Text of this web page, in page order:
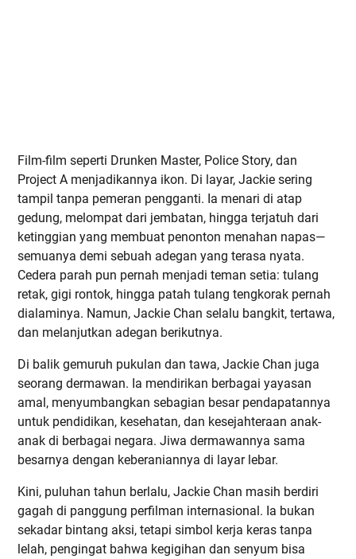
Film-film seperti Drunken Master, Police Story, dan
Project A menjadikannya ikon. Di layar, Jackie sering
tampil tanpa pemeran pengganti. Ia menari di atap
gedung, melompat dari jembatan, hingga terjatuh dari
ketinggian yang membuat penonton menahan napas—
semuanya demi sebuah adegan yang terasa nyata.
Cedera parah pun pernah menjadi teman setia: tulang
retak, gigi rontok, hingga patah tulang tengkorak pernah
dialaminya. Namun, Jackie Chan selalu bangkit, tertawa,
dan melanjutkan adegan berikutnya.
Di balik gemuruh pukulan dan tawa, Jackie Chan juga
seorang dermawan. Ia mendirikan berbagai yayasan
amal, menyumbangkan sebagian besar pendapatannya
untuk pendidikan, kesehatan, dan kesejahteraan anak-
anak di berbagai negara. Jiwa dermawannya sama
besarnya dengan keberaniannya di layar lebar.
Kini, puluhan tahun berlalu, Jackie Chan masih berdiri
gagah di panggung perfilman internasional. Ia bukan
sekadar bintang aksi, tetapi simbol kerja keras tanpa
lelah, pengingat bahwa kegigihan dan senyum bisa